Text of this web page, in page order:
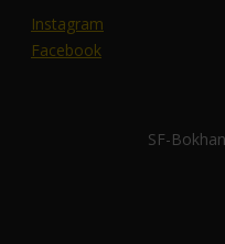
Instagram
Facebook
SF-